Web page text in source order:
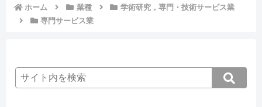
ホーム 業種
学術研究，専門・技術サービス業
専門サービス業